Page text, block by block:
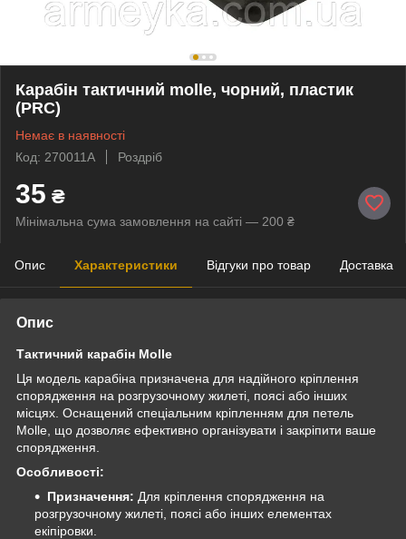
Карабін тактичний molle, чорний, пластик
(PRC)
Немає в наявності
Код: 270011A
Роздріб
35 ₴
Мінімальна сума замовлення на сайті — 200 ₴
Опис Характеристики Відгуки про товар Доставка
Опис
Тактичний карабін Molle
Ця модель карабіна призначена для надійного кріплення
спорядження на розгрузочному жилеті, поясі або інших
місцях. Оснащений спеціальним кріпленням для петель
Molle, що дозволяє ефективно організувати і закріпити ваше
спорядження.
Особливості:
Призначення: Для кріплення спорядження на
розгрузочному жилеті, поясі або інших елементах
екіпіровки.